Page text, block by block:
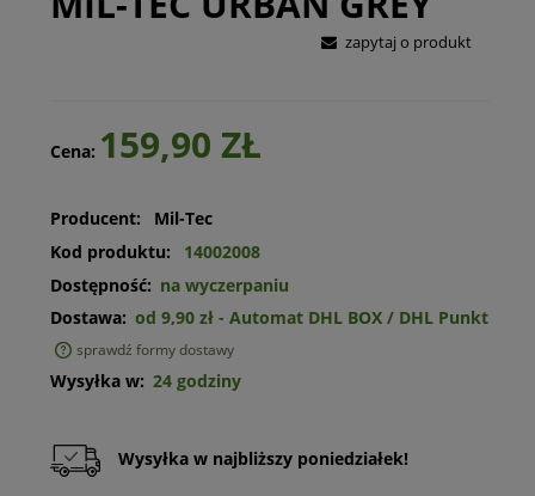
zapytaj o produkt
Cena: 159,90 ZŁ
Producent:
Mil-Tec
Kod produktu:
14002008
Dostępność: na wyczerpaniu
Dostawa: od 9,90 zł - Automat DHL BOX / DHL Punkt
sprawdź formy dostawy
Wysyłka w: 24 godziny
Wysyłka w najbliższy poniedziałek!